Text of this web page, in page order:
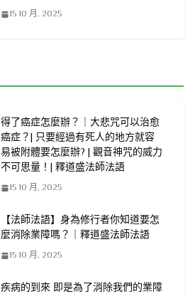
15 10 月, 2025
得了癌症怎麼辦？｜大悲咒可以治愈
癌症？| 只要經過有死人的地方就容
易被附體要怎麼辦? | 觀音神咒的威力
不可思量！| 釋道盛法師法語
15 10 月, 2025
【法師法語】身為修行者你知道要怎
麼消除業障嗎？｜釋道盛法師法語
15 10 月, 2025
疾病的到來 即是為了消除我們的業障